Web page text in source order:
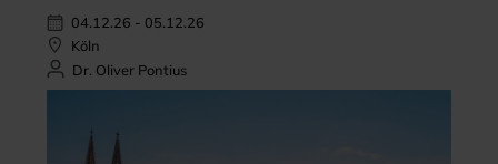
04.12.26 - 05.12.26
Köln
Dr. Oliver Pontius